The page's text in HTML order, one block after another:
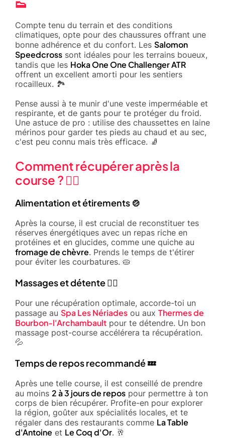
👟
Compte tenu du terrain et des conditions
climatiques, opte pour des chaussures offrant une
bonne adhérence et du confort. Les Salomon
Speedcross sont idéales pour les terrains boueux,
tandis que les Hoka One One Challenger ATR
offrent un excellent amorti pour les sentiers
rocailleux. 🏞️
Pense aussi à te munir d'une veste imperméable et
respirante, et de gants pour te protéger du froid.
Une astuce de pro : utilise des chaussettes en laine
mérinos pour garder tes pieds au chaud et au sec,
c'est peu connu mais très efficace. 🧦
Comment récupérer après la
course ? 🧘‍♂️
Alimentation et étirements 🍲
Après la course, il est crucial de reconstituer tes
réserves énergétiques avec un repas riche en
protéines et en glucides, comme une quiche au
fromage de chèvre. Prends le temps de t'étirer
pour éviter les courbatures. 🥧
Massages et détente 💆‍♂️
Pour une récupération optimale, accorde-toi un
passage au Spa Les Nériades ou aux Thermes de
Bourbon-l'Archambault pour te détendre. Un bon
massage post-course accélérera ta récupération.
💦
Temps de repos recommandé 💤
Après une telle course, il est conseillé de prendre
au moins 2 à 3 jours de repos pour permettre à ton
corps de bien récupérer. Profite-en pour explorer
la région, goûter aux spécialités locales, et te
régaler dans des restaurants comme La Table
d'Antoine et Le Coq d'Or. 🥂